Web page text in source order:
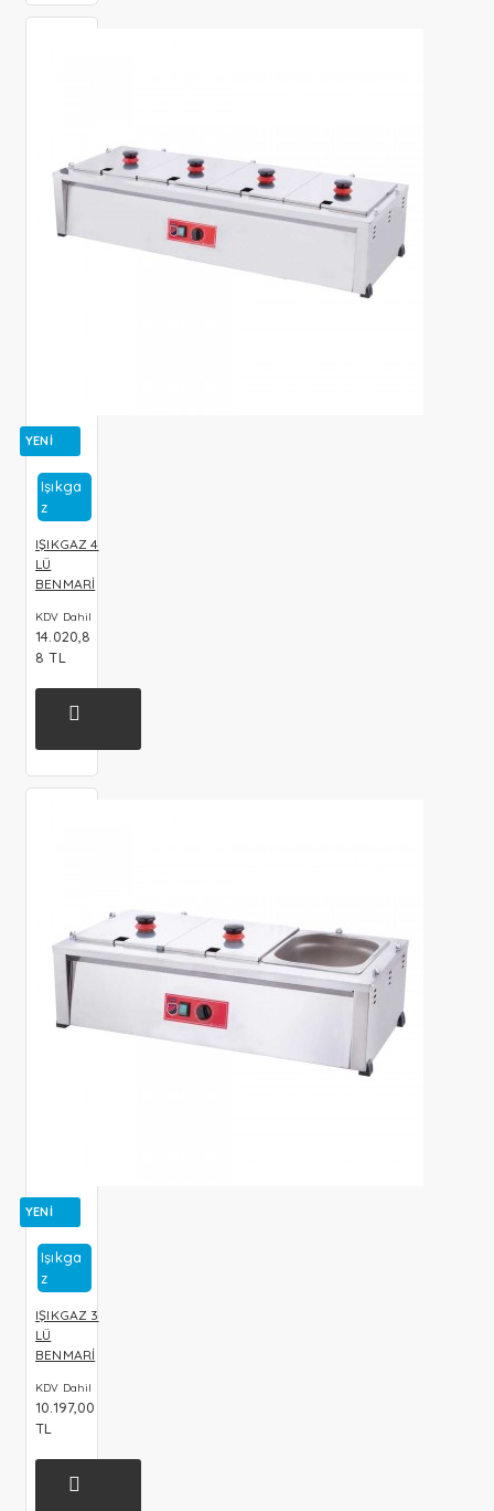
YENI
Işıkga
Z
IŞIKGAZ 4
LÜ
BENMARİ
KDV Dahil
14.020,8
8 TL
YENI
Işıkga
Z
IŞIKGAZ 3
LÜ
BENMARİ
KDV Dahil
10.197,00
TL